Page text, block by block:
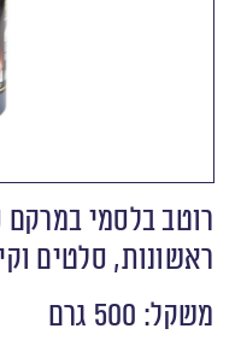
רוטב בלסמי במרקם
ראשונות, סלטים
משקל: 500 גרם